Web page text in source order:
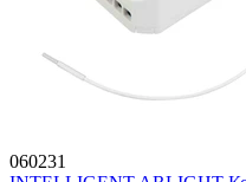
060231